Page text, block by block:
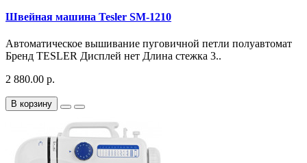
Швейная машина Tesler SM-1210
Автоматическое вышивание пуговичной петли полуавтомат
Бренд TESLER Дисплей нет Длина стежка 3..
2 880.00 р.
В корзину